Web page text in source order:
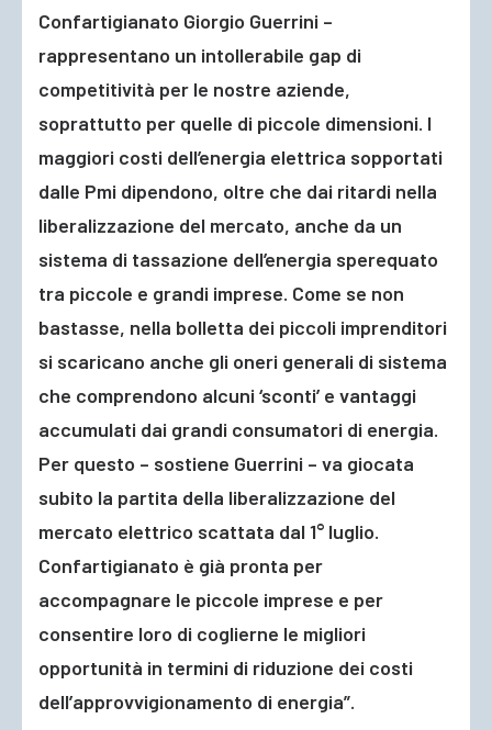
Confartigianato Giorgio Guerrini –
rappresentano un intollerabile gap di
competitività per le nostre aziende,
soprattutto per quelle di piccole dimensioni. I
maggiori costi dell’energia elettrica sopportati
dalle Pmi dipendono, oltre che dai ritardi nella
liberalizzazione del mercato, anche da un
sistema di tassazione dell’energia sperequato
tra piccole e grandi imprese. Come se non
bastasse, nella bolletta dei piccoli imprenditori
si scaricano anche gli oneri generali di sistema
che comprendono alcuni ‘sconti’ e vantaggi
accumulati dai grandi consumatori di energia.
Per questo – sostiene Guerrini – va giocata
subito la partita della liberalizzazione del
mercato elettrico scattata dal 1° luglio.
Confartigianato è già pronta per
accompagnare le piccole imprese e per
consentire loro di coglierne le migliori
opportunità in termini di riduzione dei costi
dell’approvvigionamento di energia”.